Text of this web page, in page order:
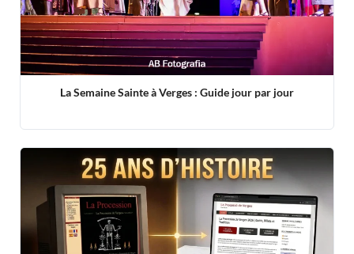
La Semaine Sainte à Verges : Guide jour par jour